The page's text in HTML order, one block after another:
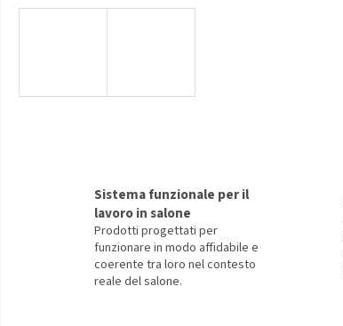
Sistema funzionale per il
lavoro in salone
Prodotti progettati per
funzionare in modo affidabile e
coerente tra loro nel contesto
reale del salone.